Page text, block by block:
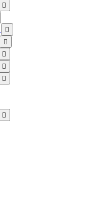






